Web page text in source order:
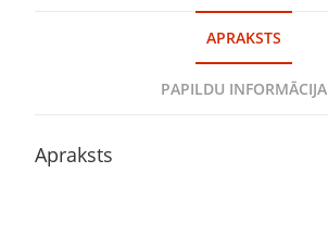
APRAKSTS
PAPILDU INFORMĀCIJA
Apraksts